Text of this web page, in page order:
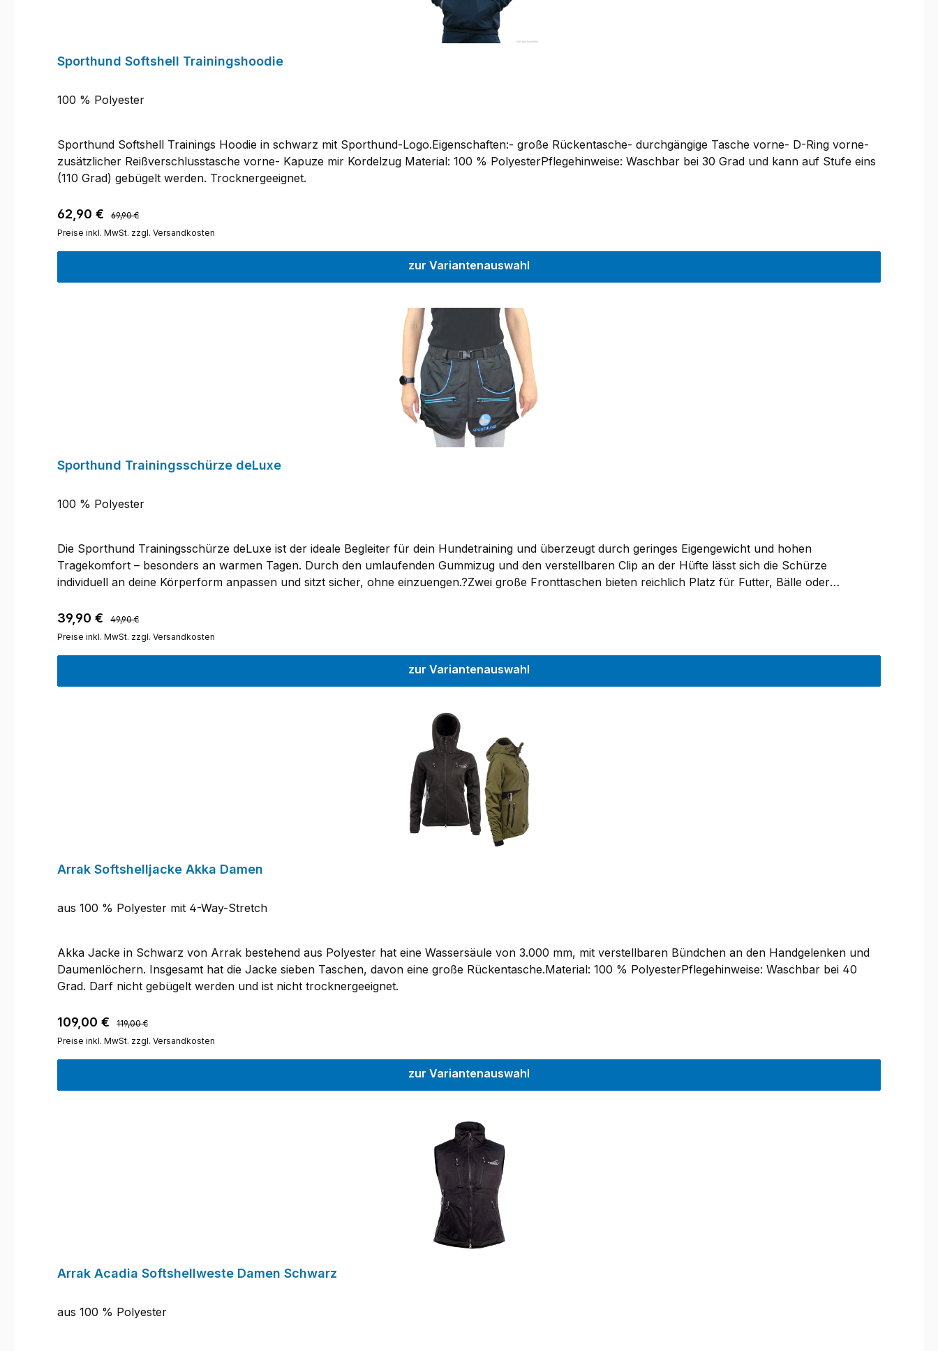
Sporthund Softshell Trainingshoodie
100 % Polyester
Sporthund Softshell Trainings Hoodie in schwarz mit Sporthund-Logo.Eigenschaften:- große Rückentasche- durchgängige Tasche vorne- D-Ring vorne-
zusätzlicher Reißverschlusstasche vorne- Kapuze mir Kordelzug Material: 100 % PolyesterPflegehinweise: Waschbar bei 30 Grad und kann auf Stufe eins
(110 Grad) gebügelt werden. Trocknergeeignet.
Verkaufspreis:
62,90 € Regulärer Preis:
69,90 €
Preise inkl. MwSt. zzgl. Versandkosten
zur Variantenauswahl
Sporthund Trainingsschürze deLuxe
100 % Polyester
Die Sporthund Trainingsschürze deLuxe ist der ideale Begleiter für dein Hundetraining und überzeugt durch geringes Eigengewicht und hohen
Tragekomfort – besonders an warmen Tagen. Durch den umlaufenden Gummizug und den verstellbaren Clip an der Hüfte lässt sich die Schürze
individuell an deine Körperform anpassen und sitzt sicher, ohne einzuengen.?Zwei große Fronttaschen bieten reichlich Platz für Futter, Bälle oder
oder eine Leine zu verstauen, ohne dass sie beim Laufen stören. Die Trainingsschürze besteht aus 100% Polyester, ist damit pflegeleicht und bei 30 Grad
waschbar (nicht trocknergeeignet). Bitte beachte, dass es zu leichten Farbabweichungen kommen kann und technische Änderungen vorbehalten sind.
Verkaufspreis:
39,90 € Regulärer Preis:
49,90 €
Preise inkl. MwSt. zzgl. Versandkosten
zur Variantenauswahl
Arrak Softshelljacke Akka Damen
aus 100 % Polyester mit 4-Way-Stretch
Akka Jacke in Schwarz von Arrak bestehend aus Polyester hat eine Wassersäule von 3.000 mm, mit verstellbaren Bündchen an den Handgelenken und
Daumenlöchern. Insgesamt hat die Jacke sieben Taschen, davon eine große Rückentasche.Material: 100 % PolyesterPflegehinweise: Waschbar bei 40
Grad. Darf nicht gebügelt werden und ist nicht trocknergeeignet.
Verkaufspreis:
109,00 € Regulärer Preis:
119,00 €
Preise inkl. MwSt. zzgl. Versandkosten
zur Variantenauswahl
Arrak Acadia Softshellweste Damen Schwarz
aus 100 % Polyester